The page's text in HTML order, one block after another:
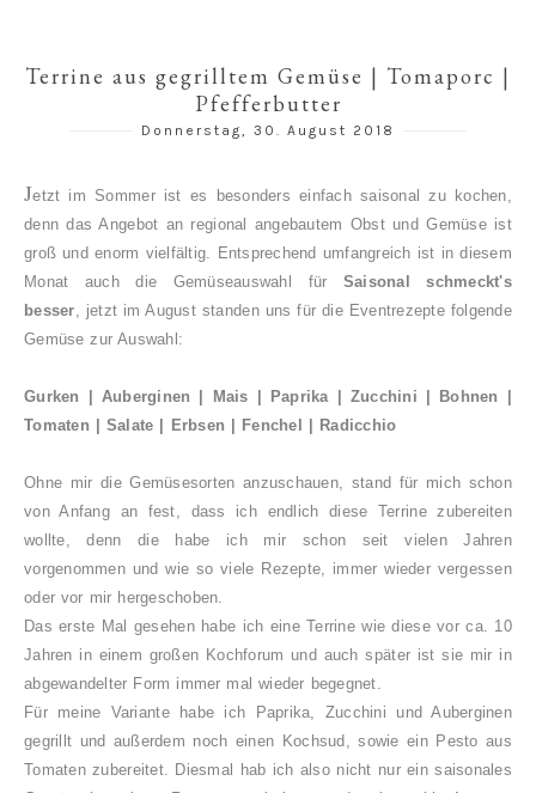
Terrine aus gegrilltem Gemüse | Tomaporc |
Pfefferbutter
Donnerstag, 30. August 2018
Jetzt im Sommer ist es besonders einfach saisonal zu kochen,
denn das Angebot an regional angebautem Obst und Gemüse ist
groß und enorm vielfältig. Entsprechend umfangreich ist in diesem
Monat auch die Gemüseauswahl für Saisonal schmeckt's
besser, jetzt im August standen uns für die Eventrezepte folgende
Gemüse zur Auswahl:
Gurken | Auberginen | Mais | Paprika | Zucchini | Bohnen |
Tomaten | Salate | Erbsen | Fenchel | Radicchio
Ohne mir die Gemüsesorten anzuschauen, stand für mich schon
von Anfang an fest, dass ich endlich diese Terrine zubereiten
wollte, denn die habe ich mir schon seit vielen Jahren
vorgenommen und wie so viele Rezepte, immer wieder vergessen
oder vor mir hergeschoben.
Das erste Mal gesehen habe ich eine Terrine wie diese vor ca. 10
Jahren in einem großen Kochforum und auch später ist sie mir in
abgewandelter Form immer mal wieder begegnet.
Für meine Variante habe ich Paprika, Zucchini und Auberginen
gegrillt und außerdem noch einen Kochsud, sowie ein Pesto aus
Tomaten zubereitet. Diesmal hab ich also nicht nur ein saisonales